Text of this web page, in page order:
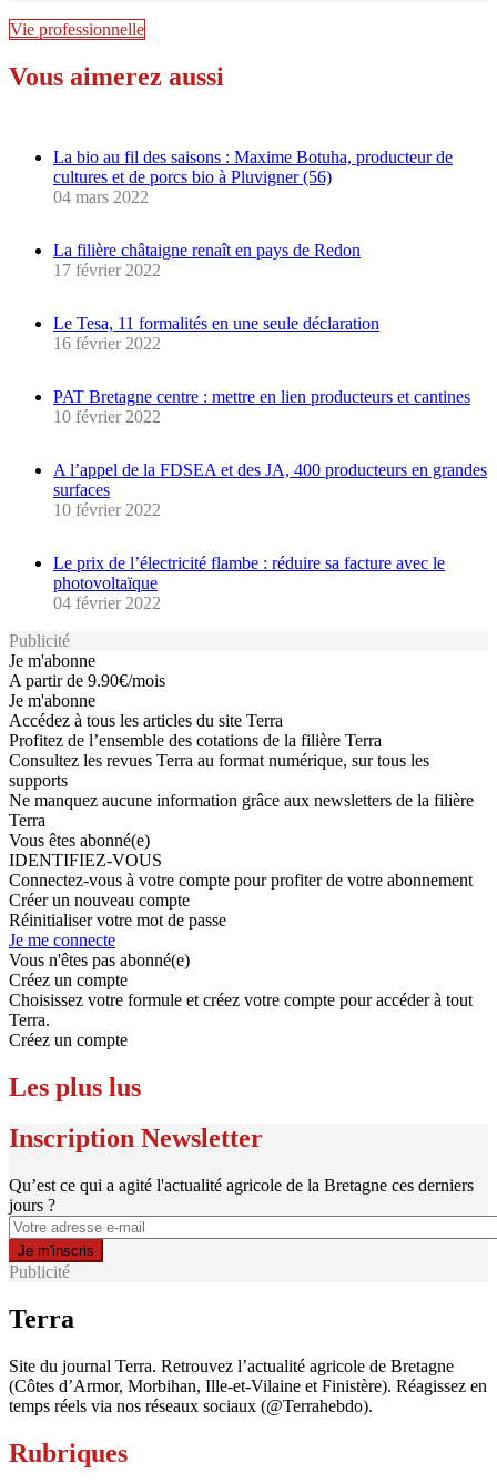
Vie professionnelle
Vous aimerez aussi
La bio au fil des saisons : Maxime Botuha, producteur de
cultures et de porcs bio à Pluvigner (56)
04 mars 2022
La filière châtaigne renaît en pays de Redon
17 février 2022
Le Tesa, 11 formalités en une seule déclaration
16 février 2022
PAT Bretagne centre : mettre en lien producteurs et cantines
10 février 2022
A l’appel de la FDSEA et des JA, 400 producteurs en grandes
surfaces
10 février 2022
Le prix de l’électricité flambe : réduire sa facture avec le
photovoltaïque
04 février 2022
Publicité
Titre
Je m'abonne
Body
A partir de 9.90€/mois
Lien
Je m'abonne
Liste
à
puce
Accédez à tous les articles du site Terra
Profitez de l’ensemble des cotations de la filière Terra
Consultez les revues Terra au format numérique, sur tous les
supports
Ne manquez aucune information grâce aux newsletters de la filière
Terra
Sous-
titre
Vous êtes abonné(e)
Titre
IDENTIFIEZ-VOUS
Body
Connectez-vous à votre compte pour profiter de votre abonnement
Lien
"Créer
un
nouveau
compte"
Créer un nouveau compte
Lien
"Réinitialiser
votre
mot
de
passe"
Réinitialiser votre mot de passe
Lien
"Je
me
connecte"
Je me connecte
Sous-
titre
Vous n'êtes pas abonné(e)
Titre
Créez un compte
Body
Choisissez votre formule et créez votre compte pour accéder à tout
Terra.
Lien
Créez un compte
Les plus lus
Inscription Newsletter
Qu’est ce qui a agité l'actualité agricole de la Bretagne ces derniers
jours ?
Publicité
Terra
Site du journal Terra. Retrouvez l’actualité agricole de Bretagne
(Côtes d’Armor, Morbihan, Ille-et-Vilaine et Finistère). Réagissez en
temps réels via nos réseaux sociaux (@Terrahebdo).
Rubriques